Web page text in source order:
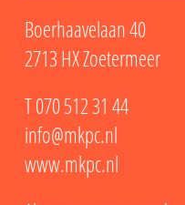
Boerhaavelaan 40
2713 HX Zoetermeer
T070 512 31 44
info@mkpc.nl
www.mkpc.nl